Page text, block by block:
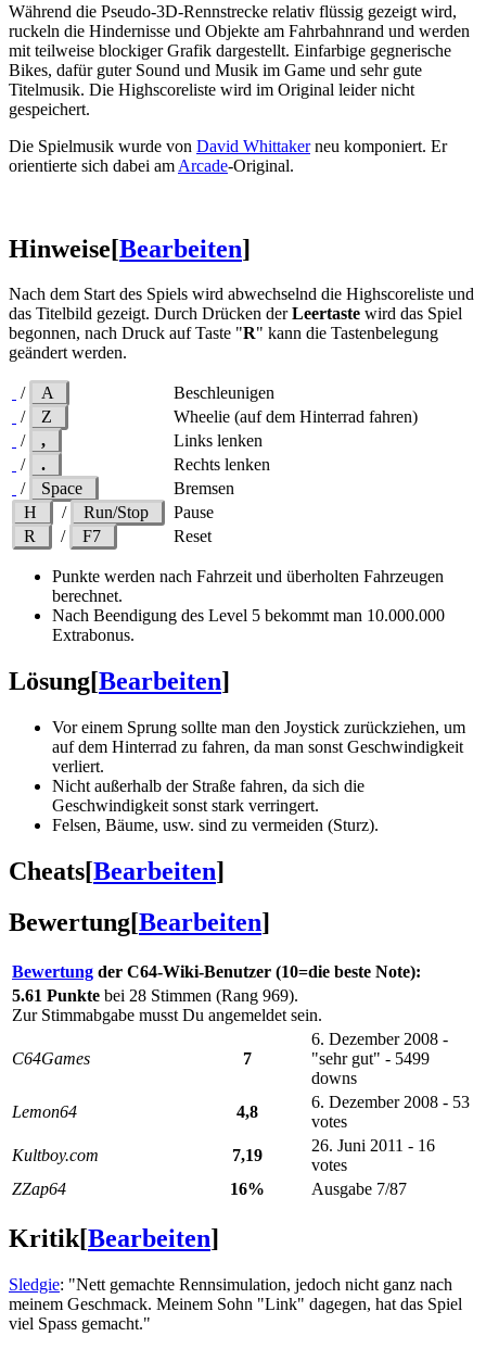
Während die Pseudo-3D-Rennstrecke relativ flüssig gezeigt wird,
ruckeln die Hindernisse und Objekte am Fahrbahnrand und werden
mit teilweise blockiger Grafik dargestellt. Einfarbige gegnerische
Bikes, dafür guter Sound und Musik im Game und sehr gute
Titelmusik. Die Highscoreliste wird im Original leider nicht
gespeichert.
Die Spielmusik wurde von David Whittakerneu komponiert. Er
orientierte sich dabei am Arcade-Original.
Hinweise[Bearbeiten]
Nach dem Start des Spiels wird abwechselnd die Highscoreliste und
das Titelbild gezeigt. Durch Drücken derLeertaste wird das Spiel
begonnen, nach Druck auf Taste "R" kann die Tastenbelegung
geändert werden.
/ A
Beschleunigen
/
Z
Wheelie (auf dem Hinterrad fahren)
/
,
Links lenken
/
.
Rechts lenken
/
Space
Bremsen
H
/ Run/Stop
Pause
R
/ F7 Reset
Punkte werden nach Fahrzeit und überholten Fahrzeugen
berechnet.
Nach Beendigung des Level 5 bekommt man 10.000.000
Extrabonus.
Lösung[Bearbeiten]
Vor einem Sprung sollte man den Joystick zurückziehen, um
auf dem Hinterrad zu fahren, da man sonst Geschwindigkeit
verliert.
Nicht außerhalb der Straße fahren, da sich die
Geschwindigkeit sonst stark verringert.
Felsen, Bäume, usw. sind zu vermeiden (Sturz).
Cheats[Bearbeiten]
Bewertung[Bearbeiten]
Bewertung der C64-Wiki-Benutzer (10=die beste Note):
5.61 Punkte bei 28 Stimmen (Rang 969).
Zur Stimmabgabe musst Du angemeldet sein.
C64Games 7
6. Dezember 2008 -
"sehr gut" - 5499
downs
Lemon64
4,8
6. Dezember 2008 - 53
votes
Kultboy.com
7,19
26. Juni 2011 - 16
votes
ZZap64
16% Ausgabe 7/87
Kritik[Bearbeiten]
Sledgie: "Nett gemachte Rennsimulation, jedoch nicht ganz nach
meinem Geschmack. Meinem Sohn "Link" dagegen, hat das Spiel
viel Spass gemacht."